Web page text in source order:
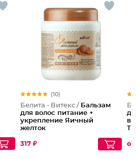
(10)
Белита - Витекс / Бальзам
для волос питание +
укрепление Яичный
желток
317 ₽ от